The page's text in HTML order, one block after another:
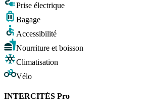
Prise électrique
Bagage
Accessibilité
Nourriture et boisson
Climatisation
Vélo
INTERCITÉS Pro